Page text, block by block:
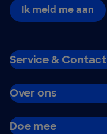
Ik meld me aan
Service & Contact
Over ons
Doe mee